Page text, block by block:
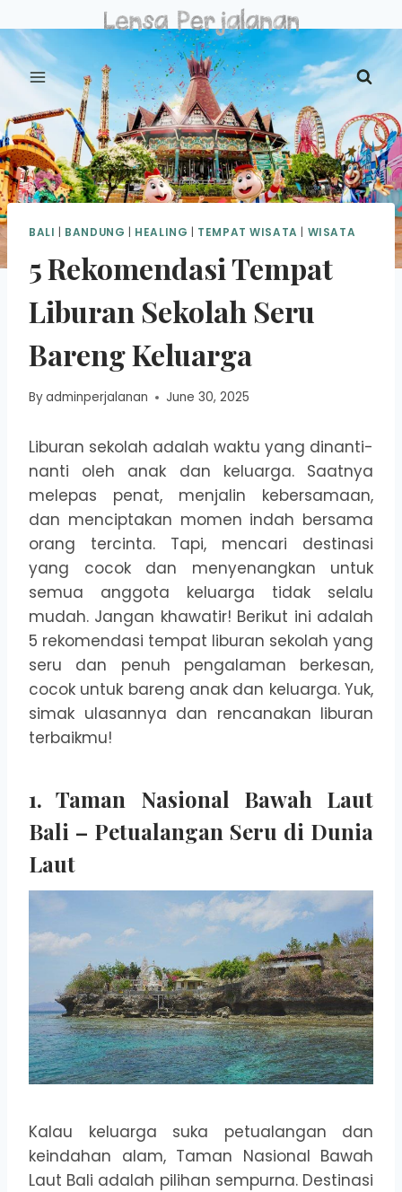
to
content
BALI | BANDUNG | HEALING | TEMPAT WISATA | WISATA
5 Rekomendasi Tempat
Liburan Sekolah Seru
Bareng Keluarga
Byadminperjalanan June 30, 2025
Liburan sekolah adalah waktu yang dinanti-
nanti oleh anak dan keluarga. Saatnya
melepas penat, menjalin kebersamaan,
dan menciptakan momen indah bersama
orang tercinta. Tapi, mencari destinasi
yang cocok dan menyenangkan untuk
semua anggota keluarga tidak selalu
mudah. Jangan khawatir! Berikut ini adalah
5 rekomendasi tempat liburan sekolah yang
seru dan penuh pengalaman berkesan,
cocok untuk bareng anak dan keluarga. Yuk,
simak ulasannya dan rencanakan liburan
terbaikmu!
1.Taman Nasional Bawah Laut
Bali – Petualangan Seru di Dunia
Laut
Kalau keluarga suka petualangan dan
keindahan alam, Taman Nasional Bawah
Laut Bali adalah pilihan sempurna. Destinasi